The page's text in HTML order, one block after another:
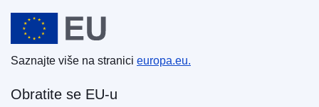
Europska unija
Saznajte više na stranici europa.eu.
Obratite se EU-u